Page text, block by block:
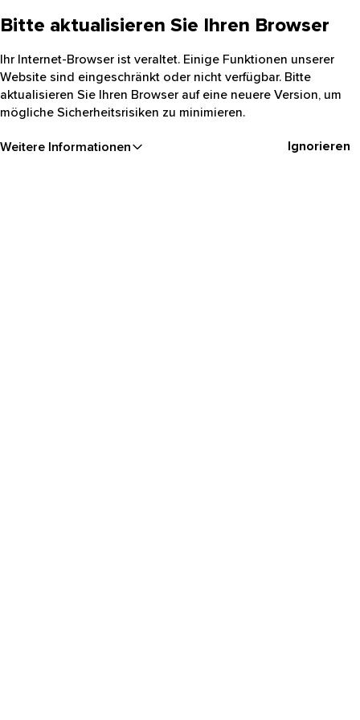
Bitte aktualisieren Sie Ihren Browser
Ihr Internet-Browser ist veraltet. Einige Funktionen unserer
Website sind eingeschränkt oder nicht verfügbar. Bitte
aktualisieren Sie Ihren Browser auf eine neuere Version, um
mögliche Sicherheitsrisiken zu minimieren.
Weitere Informationen Ignorieren